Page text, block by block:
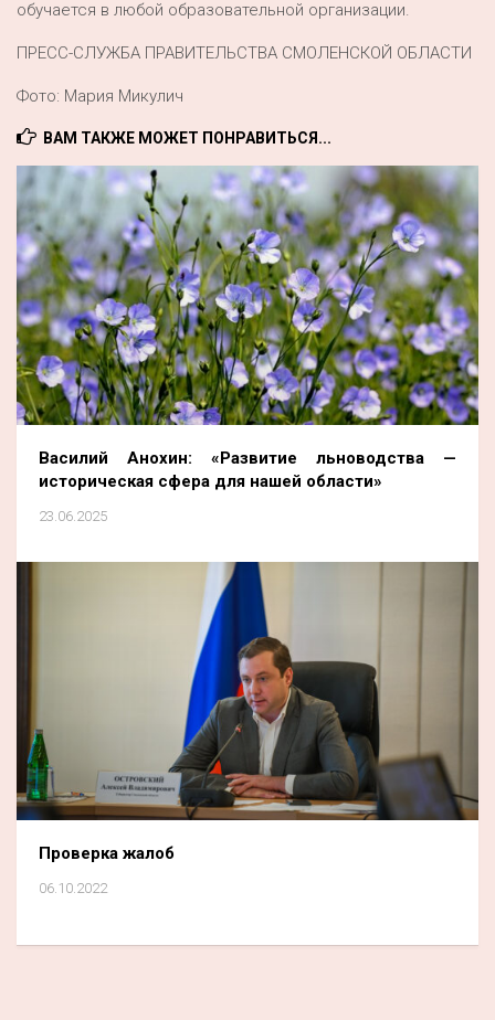
обучается в любой образовательной организации.
ПРЕСС-СЛУЖБА ПРАВИТЕЛЬСТВА СМОЛЕНСКОЙ ОБЛАСТИ
Фото: Мария Микулич
ВАМ ТАКЖЕ МОЖЕТ ПОНРАВИТЬСЯ...
Василий Анохин: «Развитие льноводства —
историческая сфера для нашей области»
23.06.2025
Проверка жалоб
06.10.2022